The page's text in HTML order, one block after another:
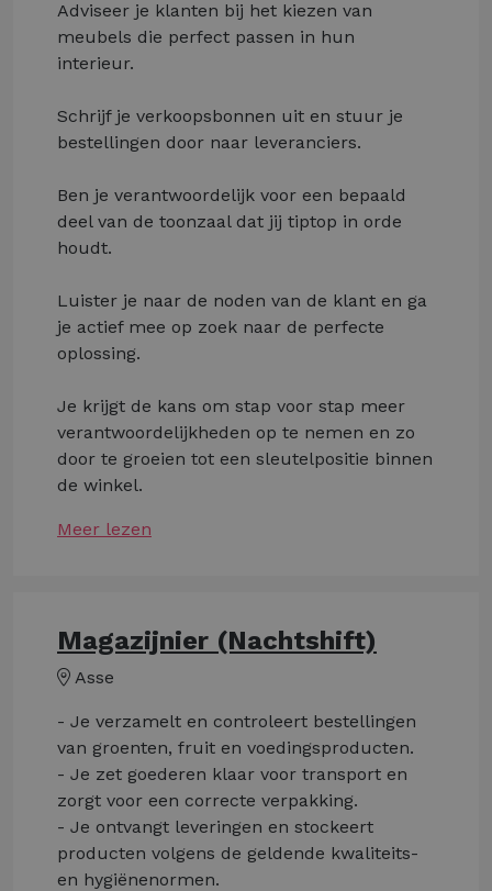
Adviseer je klanten bij het kiezen van
meubels die perfect passen in hun
interieur.
Schrijf je verkoopsbonnen uit en stuur je
bestellingen door naar leveranciers.
Ben je verantwoordelijk voor een bepaald
deel van de toonzaal dat jij tiptop in orde
houdt.
Luister je naar de noden van de klant en ga
je actief mee op zoek naar de perfecte
oplossing.
Je krijgt de kans om stap voor stap meer
verantwoordelijkheden op te nemen en zo
door te groeien tot een sleutelpositie binnen
de winkel.
Meer lezen
Magazijnier (Nachtshift)
Asse
- Je verzamelt en controleert bestellingen
van groenten, fruit en voedingsproducten.
- Je zet goederen klaar voor transport en
zorgt voor een correcte verpakking.
- Je ontvangt leveringen en stockeert
producten volgens de geldende kwaliteits-
en hygiënenormen.